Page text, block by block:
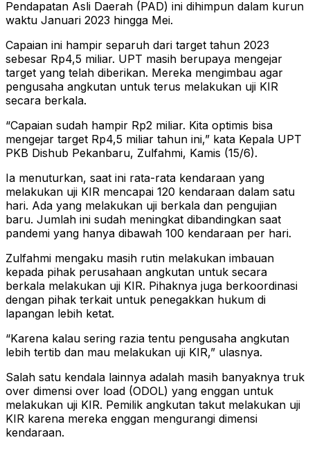
Pendapatan Asli Daerah (PAD) ini dihimpun dalam kurun
waktu Januari 2023 hingga Mei.
Capaian ini hampir separuh dari target tahun 2023
sebesar Rp4,5 miliar. UPT masih berupaya mengejar
target yang telah diberikan. Mereka mengimbau agar
pengusaha angkutan untuk terus melakukan uji KIR
secara berkala.
“Capaian sudah hampir Rp2 miliar. Kita optimis bisa
mengejar target Rp4,5 miliar tahun ini,” kata Kepala UPT
PKB Dishub Pekanbaru, Zulfahmi, Kamis (15/6).
Ia menuturkan, saat ini rata-rata kendaraan yang
melakukan uji KIR mencapai 120 kendaraan dalam satu
hari. Ada yang melakukan uji berkala dan pengujian
baru. Jumlah ini sudah meningkat dibandingkan saat
pandemi yang hanya dibawah 100 kendaraan per hari.
Zulfahmi mengaku masih rutin melakukan imbauan
kepada pihak perusahaan angkutan untuk secara
berkala melakukan uji KIR. Pihaknya juga berkoordinasi
dengan pihak terkait untuk penegakkan hukum di
lapangan lebih ketat.
“Karena kalau sering razia tentu pengusaha angkutan
lebih tertib dan mau melakukan uji KIR,” ulasnya.
Salah satu kendala lainnya adalah masih banyaknya truk
over dimensi over load (ODOL) yang enggan untuk
melakukan uji KIR. Pemilik angkutan takut melakukan uji
KIR karena mereka enggan mengurangi dimensi
kendaraan.